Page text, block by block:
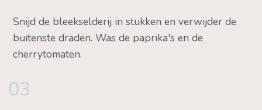
Snijd de bleekselderij in stukken en verwijder de
buitenste draden. Was de paprika's en de
cherrytomaten.
03